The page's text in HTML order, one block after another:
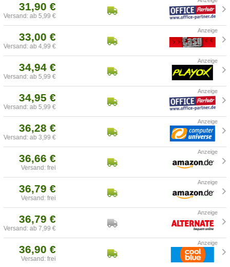
31,90 €
Versand: ab 5,99 €
33,00 €
Versand: ab 4,99 €
34,94 €
Versand: ab 5,99 €
34,95 €
Versand: ab 5,99 €
36,28 €
Versand: ab 3,99 €
36,66 €
Versand: frei
36,79 €
Versand: frei
36,79 €
Versand: ab 7,99 €
36,90 €
Versand: frei